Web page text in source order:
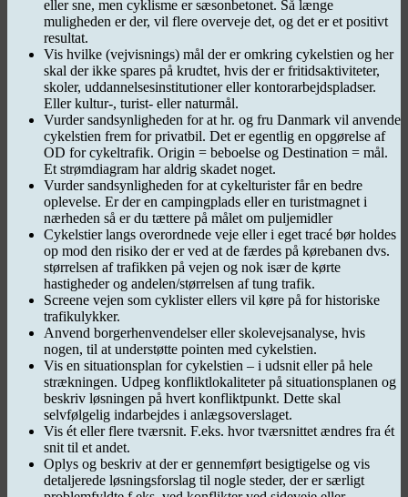
eller sne, men cyklisme er sæsonbetonet. Så længe
muligheden er der, vil flere overveje det, og det er et positivt
resultat.
Vis hvilke (vejvisnings) mål der er omkring cykelstien og her
skal der ikke spares på krudtet, hvis der er fritidsaktiviteter,
skoler, uddannelsesinstitutioner eller kontorarbejdspladser.
Eller kultur-, turist- eller naturmål.
Vurder sandsynligheden for at hr. og fru Danmark vil anvende
cykelstien frem for privatbil. Det er egentlig en opgørelse af
OD for cykeltrafik. Origin = beboelse og Destination = mål.
Et strømdiagram har aldrig skadet noget.
Vurder sandsynligheden for at cykelturister får en bedre
oplevelse. Er der en campingplads eller en turistmagnet i
nærheden så er du tættere på målet om puljemidler
Cykelstier langs overordnede veje eller i eget tracé bør holdes
op mod den risiko der er ved at de færdes på kørebanen dvs.
størrelsen af trafikken på vejen og nok især de kørte
hastigheder og andelen/størrelsen af tung trafik.
Screene vejen som cyklister ellers vil køre på for historiske
trafikulykker.
Anvend borgerhenvendelser eller skolevejsanalyse, hvis
nogen, til at understøtte pointen med cykelstien.
Vis en situationsplan for cykelstien – i udsnit eller på hele
strækningen. Udpeg konfliktlokaliteter på situationsplanen og
beskriv løsningen på hvert konfliktpunkt. Dette skal
selvfølgelig indarbejdes i anlægsoverslaget.
Vis ét eller flere tværsnit. F.eks. hvor tværsnittet ændres fra ét
snit til et andet.
Oplys og beskriv at der er gennemført besigtigelse og vis
detaljerede løsningsforslag til nogle steder, der er særligt